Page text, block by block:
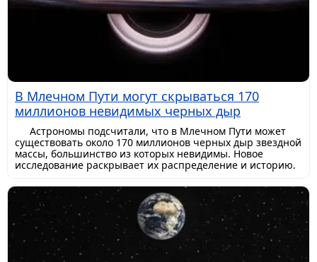
В Млечном Пути могут скрываться 170
миллионов невидимых черных дыр
Астрономы подсчитали, что в Млечном Пути может
существовать около 170 миллионов черных дыр звездной
массы, большинство из которых невидимы. Новое
исследование раскрывает их распределение и историю.